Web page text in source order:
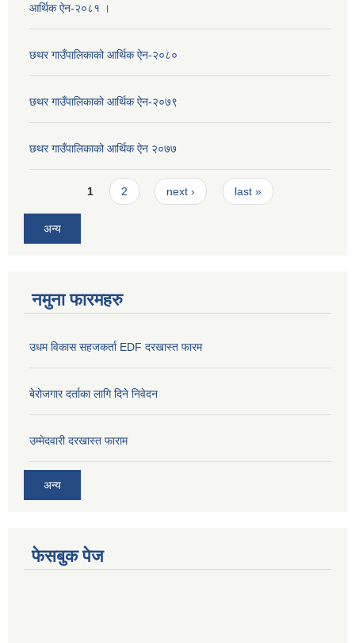
आर्थिक ऐन-२०८१ ।
छथर गाउँपालिकाको आर्थिक ऐन-२०८०
छथर गाउँपालिकाको आर्थिक ऐन-२०७९
छथर गाउँपालिकाको आर्थिक ऐन २०७७
Pages1 2 next › last »
अन्य
नमुना फारमहरु
उधम विकास सहजकर्ता EDF दरखास्त फारम
बेरोजगार दर्ताका लागि दिने निवेदन
उम्मेदवारी दरखास्त फाराम
अन्य
फेसबुक पेज